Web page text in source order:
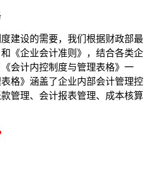
建设的需要，我们根据财政部最
《企业会计准则》，结合各类企
会计内控制度与管理表格》一
格》涵盖了企业内部会计管理控
管理、会计报表管理、成本核算